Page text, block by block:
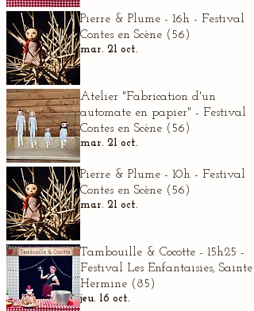
Pierre & Plume - 16h - Festival
Contes en Scène (56)
mar. 21 oct.
Atelier "Fabrication d'un
automate en papier" - Festival
Contes en Scène (56)
mar. 21 oct.
Pierre & Plume - 10h - Festival
Contes en Scène (56)
mar. 21 oct.
Tambouille & Cocotte - 15h25 -
Festival Les Enfantaisies, Sainte
Hermine (85)
jeu. 16 oct.